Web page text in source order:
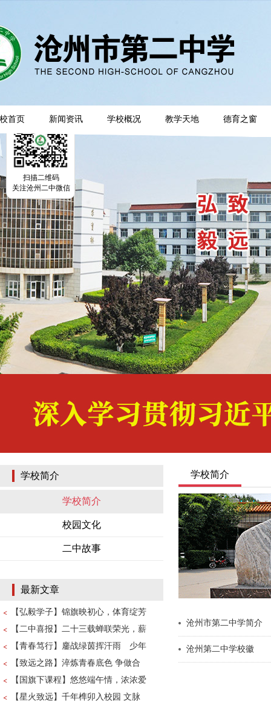
首页 新闻资讯 学校概况 教学天地 德育之窗
学校简介
学校简介
校园文化
二中故事
最新文章
【弘毅学子】锦旗映初心，体育绽芳
【二中喜报】二十三载蝉联荣光，薪
【青春笃行】鏖战绿茵挥汗雨 少年
【致远之路】淬炼青春底色 争做合
【国旗下课程】悠悠端午情，浓浓爱
【星火致远】千年榫卯入校园 文脉
学校简介
沧州市第二中学简介
沧州第二中学校徽
扫描二维码
关注沧州二中微信